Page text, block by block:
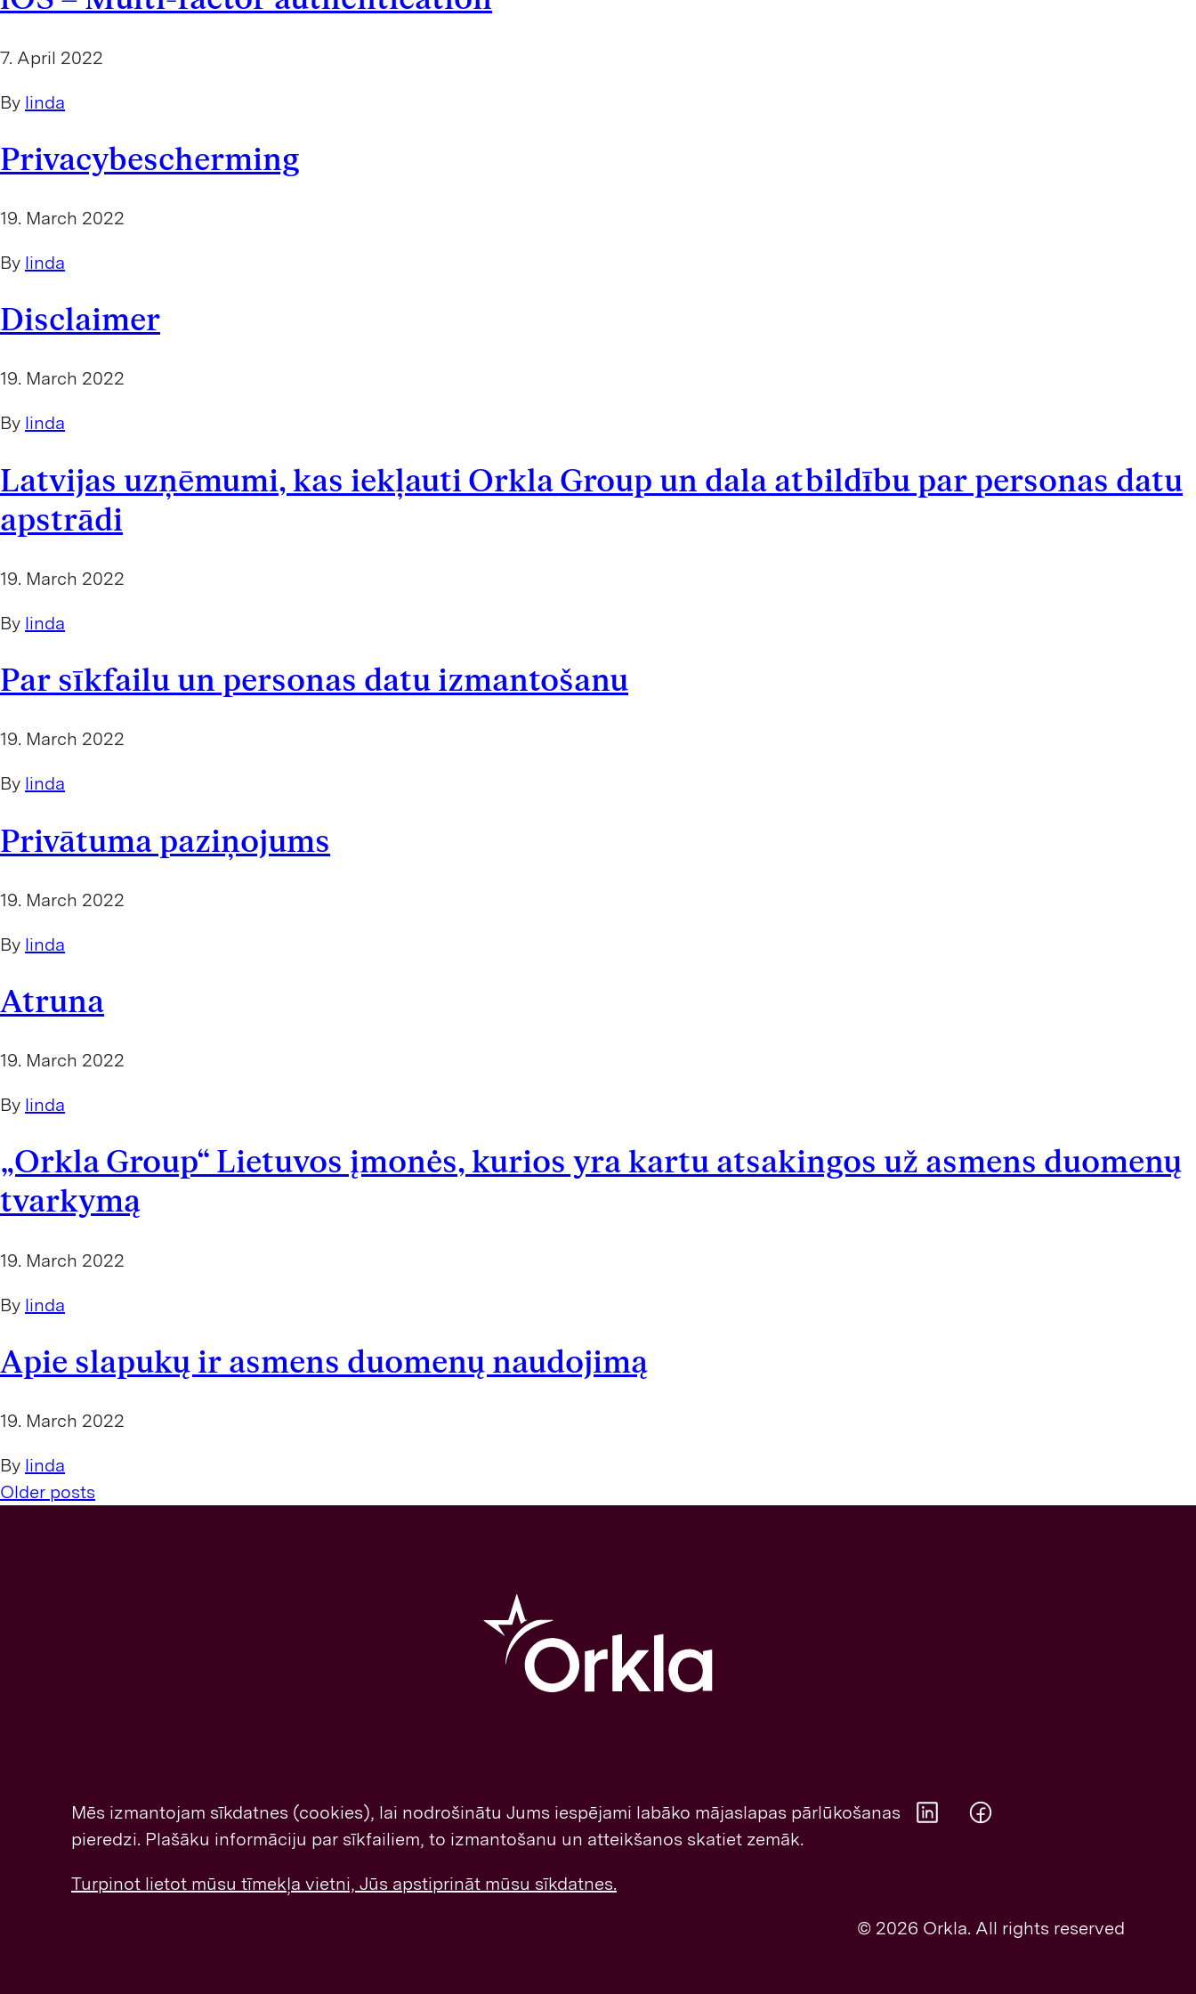
7. April 2022
By linda
Privacybescherming
19. March 2022
By linda
Disclaimer
19. March 2022
By linda
Latvijas uzņēmumi, kas iekļauti Orkla Group un dala atbildību par personas datu
apstrādi
19. March 2022
By linda
Par sīkfailu un personas datu izmantošanu
19. March 2022
By linda
Privātuma paziņojums
19. March 2022
By linda
Atruna
19. March 2022
By linda
„Orkla Group“ Lietuvos įmonės, kurios yra kartu atsakingos už asmens duomenų
tvarkymą
19. March 2022
By linda
Apie slapukų ir asmens duomenų naudojimą
19. March 2022
By linda
P
Older posts
Mēs izmantojam sīkdatnes (cookies), lai nodrošinātu Jums iespējami labāko mājaslapas pārlūkošanas
pieredzi. Plašāku informāciju par sīkfailiem, to izmantošanu un atteikšanos skatiet zemāk.
Turpinot lietot mūsu tīmekļa vietni, Jūs apstiprināt mūsu sīkdatnes.
© 2026 Orkla. All rights reserved